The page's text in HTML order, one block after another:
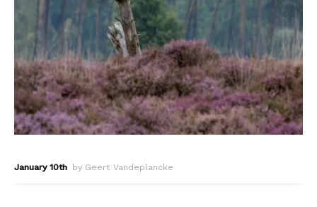
January 10th by Geert Vandeplancke